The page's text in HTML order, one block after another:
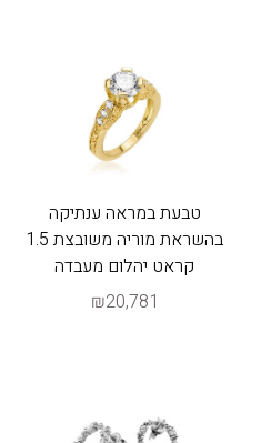
טבעת במראה ענתיקה
בהשראת מוריה משובצת 1.5
קראט יהלום מעבדה
₪20,781